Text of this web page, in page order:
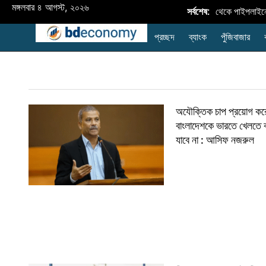
মঙ্গলবার ৪ আগস্ট, ২০২৬ সর্বশেষ:
জ্বালানি নিরাপত্তা জোরদারে মিয়ানমার থেকে পাইপলাইনে
প্রচ্ছদ ব্যাংক পুঁজিবাজার
অযৌক্তিক চাপ প্রয়োগ
বাংলাদেশকে ভারতে খেলতে
যাবে না : আসিফ নজরুল